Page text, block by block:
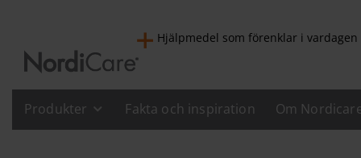
Hjälpmedel som förenklar i vardagen
Produkter Fakta och inspiration Om